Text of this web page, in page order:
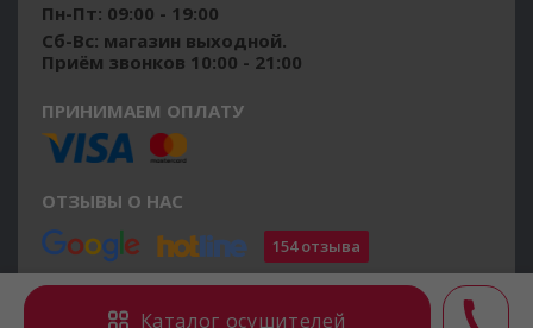
Пн-Пт: 09:00 - 19:00
Сб-Вс: магазин выходной.
Приём звонков 10:00 - 21:00
ПРИНИМАЕМ ОПЛАТУ
ОТЗЫВЫ О НАС
154 отзыва
©2014 - 2026 osushiteli.uaКаталог осушителей